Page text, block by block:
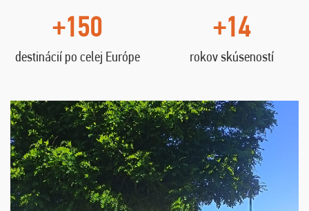
+150
destinácií po celej Európe
+14
rokov skúseností